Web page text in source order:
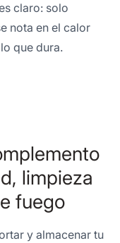
claro: solo
nota en el calor
que dura.
limpieza
fuego
y almacenar tu